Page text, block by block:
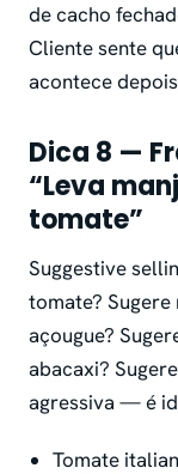
de cacho
Cliente sente
acontece
Dica 8 —
“Leva
tomate”
Suggestive
tomate? Sugere
açougue?
abacaxi?
agressiva — é
Tomate